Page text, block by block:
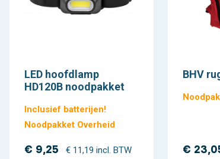
LED hoofdlamp
HD120B noodpakket
Inclusief batterijen!
Noodpakket Overheid
€ 9,25 € 11,19 incl. BTW
BHV
€